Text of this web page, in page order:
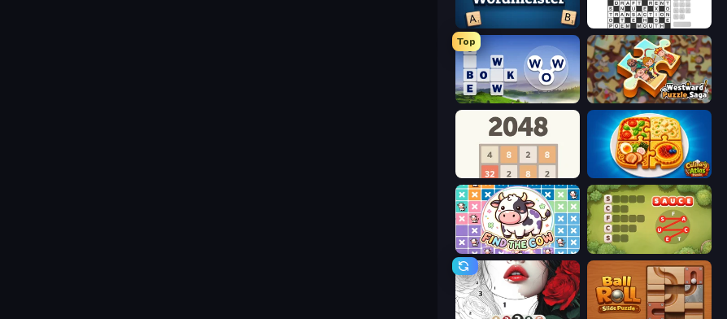
Wordmeister Crossword
Top
Words of Wonders Westward Puzzle Saga
2048 Culinary Atlas
Find The Cow Crocword